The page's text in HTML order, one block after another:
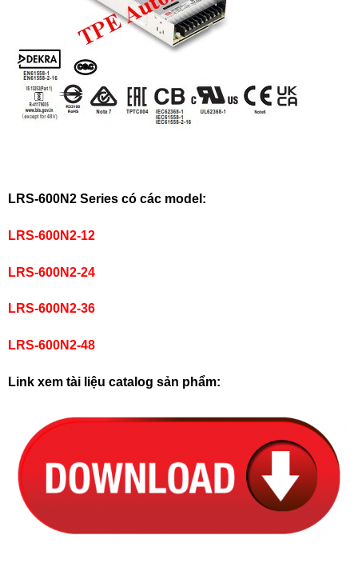
LRS-600N2 Series có các model:
LRS-600N2-12
LRS-600N2-24
LRS-600N2-36
LRS-600N2-48
Link xem tài liệu catalog sản phẩm: